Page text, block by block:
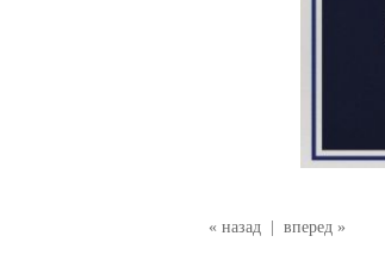
« назад | вперед »